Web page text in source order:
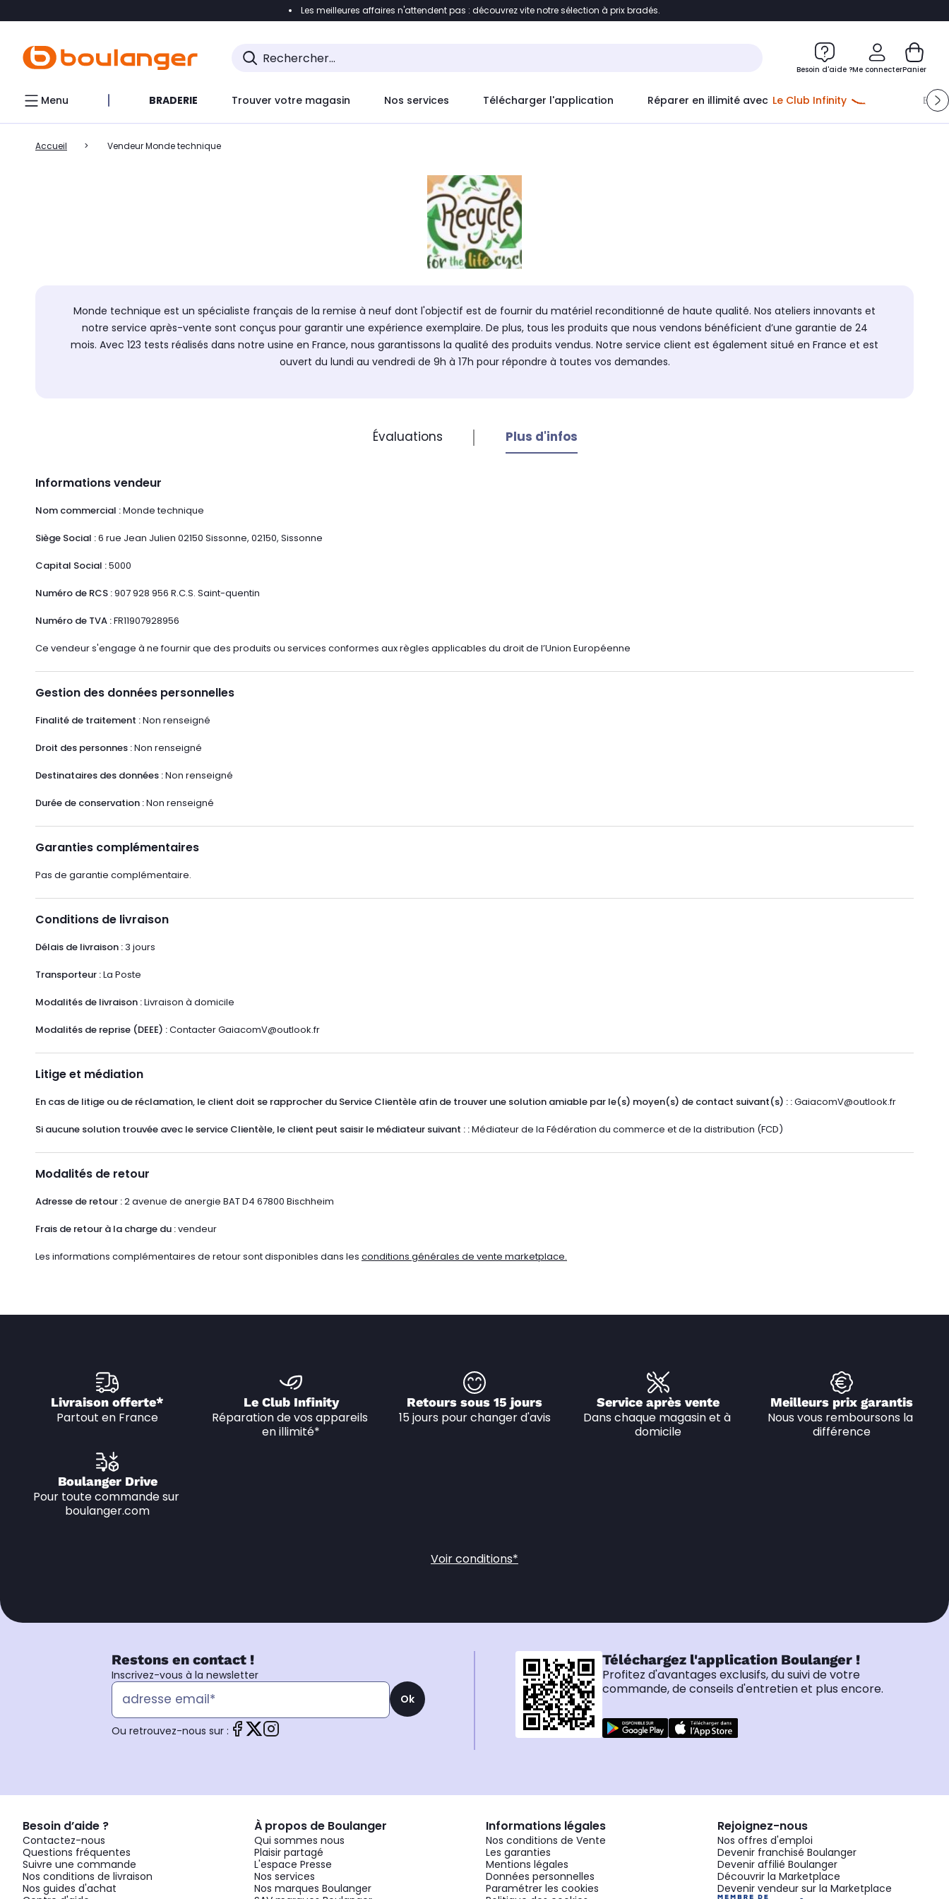
Accéder directement au contenu Accéder directement au pied de page Accéder directement au chatbot
Les meilleures affaires n'attendent pas : découvrez vite notre sélection à prix bradés.
Besoin d'aide ?Me connecterPanier
Menu BRADERIE Trouver votre magasin Nos services Télécharger l'application Réparer en illimité avec Le Club Infinity
Accueil Vendeur Monde technique
Monde technique est un spécialiste français de la remise à neuf dont l'objectif est de fournir du matériel reconditionné de haute qualité. Nos ateliers innovants et
notre service après-vente sont conçus pour garantir une expérience exemplaire. De plus, tous les produits que nous vendons bénéficient d’une garantie de 24
mois. Avec 123 tests réalisés dans notre usine en France, nous garantissons la qualité des produits vendus. Notre service client est également situé en France et est
ouvert du lundi au vendredi de 9h à 17h pour répondre à toutes vos demandes.
Évaluations Plus d'infos
Informations vendeur
Nom commercial :Monde technique
Siège Social :6 rue Jean Julien 02150 Sissonne, 02150, Sissonne
Capital Social :5000
Numéro de RCS :907 928 956 R.C.S. Saint-quentin
Numéro de TVA :FR11907928956
Ce vendeur s'engage à ne fournir que des produits ou services conformes aux règles applicables du droit de l’Union Européenne
Gestion des données personnelles
Finalité de traitement :Non renseigné
Droit des personnes :Non renseigné
Destinataires des données :Non renseigné
Durée de conservation :Non renseigné
Garanties complémentaires
Pas de garantie complémentaire.
Conditions de livraison
Délais de livraison :3 jours
Transporteur :La Poste
Modalités de livraison :Livraison à domicile
Modalités de reprise (DEEE) :Contacter GaiacomV@outlook.fr
Litige et médiation
En cas de litige ou de réclamation, le client doit se rapprocher du Service Clientèle afin de trouver une solution amiable par le(s) moyen(s) de contact suivant(s) : :GaiacomV@outlook.fr
Si aucune solution trouvée avec le service Clientèle, le client peut saisir le médiateur suivant : :Médiateur de la Fédération du commerce et de la distribution (FCD)
Modalités de retour
Adresse de retour :2 avenue de anergie BAT D4 67800 Bischheim
Frais de retour à la charge du :vendeur
Les informations complémentaires de retour sont disponibles dans les conditions générales de vente marketplace.
Livraison offerte*
Partout en France
Le Club Infinity
Réparation de vos appareils
en illimité*
Retours sous 15 jours
15 jours pour changer d'avis
Service après vente
Dans chaque magasin et à
domicile
Meilleurs prix garantis
Nous vous remboursons la
différence
Boulanger Drive
Pour toute commande sur
boulanger.com
Voir conditions*
Restons en contact !
Inscrivez-vous à la newsletter
Ok
Ou retrouvez-nous sur :
Téléchargez l'application Boulanger !
Profitez d'avantages exclusifs, du suivi de votre
commande, de conseils d'entretien et plus encore.
Besoin d’aide ?
Contactez-nous
Questions fréquentes
Suivre une commande
Nos conditions de livraison
Nos guides d'achat
À propos de Boulanger
Qui sommes nous
Plaisir partagé
L'espace Presse
Nos services
Nos marques Boulanger
Informations légales
Nos conditions de Vente
Les garanties
Mentions légales
Données personnelles
Paramétrer les cookies
Rejoignez-nous
Nos offres d'emploi
Devenir franchisé Boulanger
Devenir affilié Boulanger
Découvrir la Marketplace
Devenir vendeur sur la Marketplace